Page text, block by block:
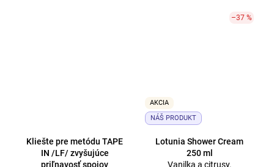
Kliešte pre metódu TAPE
IN /LF/ zvyšujúce
priľnavosť spojov
AKCIA
NÁŠ PRODUKT
–37 %
Lotunia Shower Cream
250 ml
Vanilka a citrusy.